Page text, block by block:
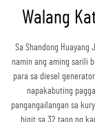
Walang
Sa Shandong Huayang
namin ang aming sarili
para sa diesel
napakabuting
pangangailangan sa
higit sa 32 taon ng